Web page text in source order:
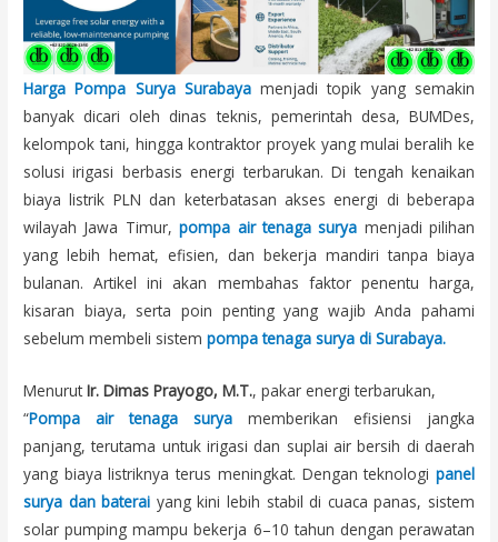
Harga Pompa Surya Surabayamenjadi topik yang semakin
banyak dicari oleh dinas teknis, pemerintah desa, BUMDes,
kelompok tani, hingga kontraktor proyek yang mulai beralih ke
solusi irigasi berbasis energi terbarukan. Di tengah kenaikan
biaya listrik PLN dan keterbatasan akses energi di beberapa
wilayah Jawa Timur,pompa air tenaga surya menjadi pilihan
yang lebih hemat, efisien, dan bekerja mandiri tanpa biaya
bulanan. Artikel ini akan membahas faktor penentu harga,
kisaran biaya, serta poin penting yang wajib Anda pahami
sebelum membeli sistem pompa tenaga surya di Surabaya.
MenurutIr. Dimas Prayogo, M.T., pakar energi terbarukan,
“Pompa air tenaga surya memberikan efisiensi jangka
panjang, terutama untuk irigasi dan suplai air bersih di daerah
yang biaya listriknya terus meningkat. Dengan teknologi panel
surya dan baterai yang kini lebih stabil di cuaca panas, sistem
solar pumping mampu bekerja 6–10 tahun dengan perawatan